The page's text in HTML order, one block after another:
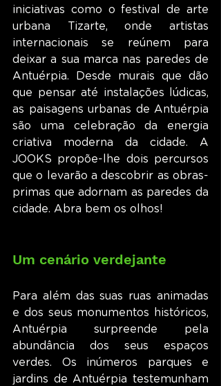
iniciativas como o festival de arte
urbana Tizarte, onde artistas
internacionais se reúnem para
deixar a sua marca nas paredes de
Antuérpia. Desde murais que dão
que pensar até instalações lúdicas,
as paisagens urbanas de Antuérpia
são uma celebração da energia
criativa moderna da cidade. A
JOOKS propõe-lhe dois percursos
que o levarão a descobrir as obras-
primas que adornam as paredes da
cidade. Abra bem os olhos!
Um cenário verdejante
Para além das suas ruas animadas
e dos seus monumentos históricos,
Antuérpia surpreende pela
abundância dos seus espaços
verdes. Os inúmeros parques e
jardins de Antuérpia testemunham